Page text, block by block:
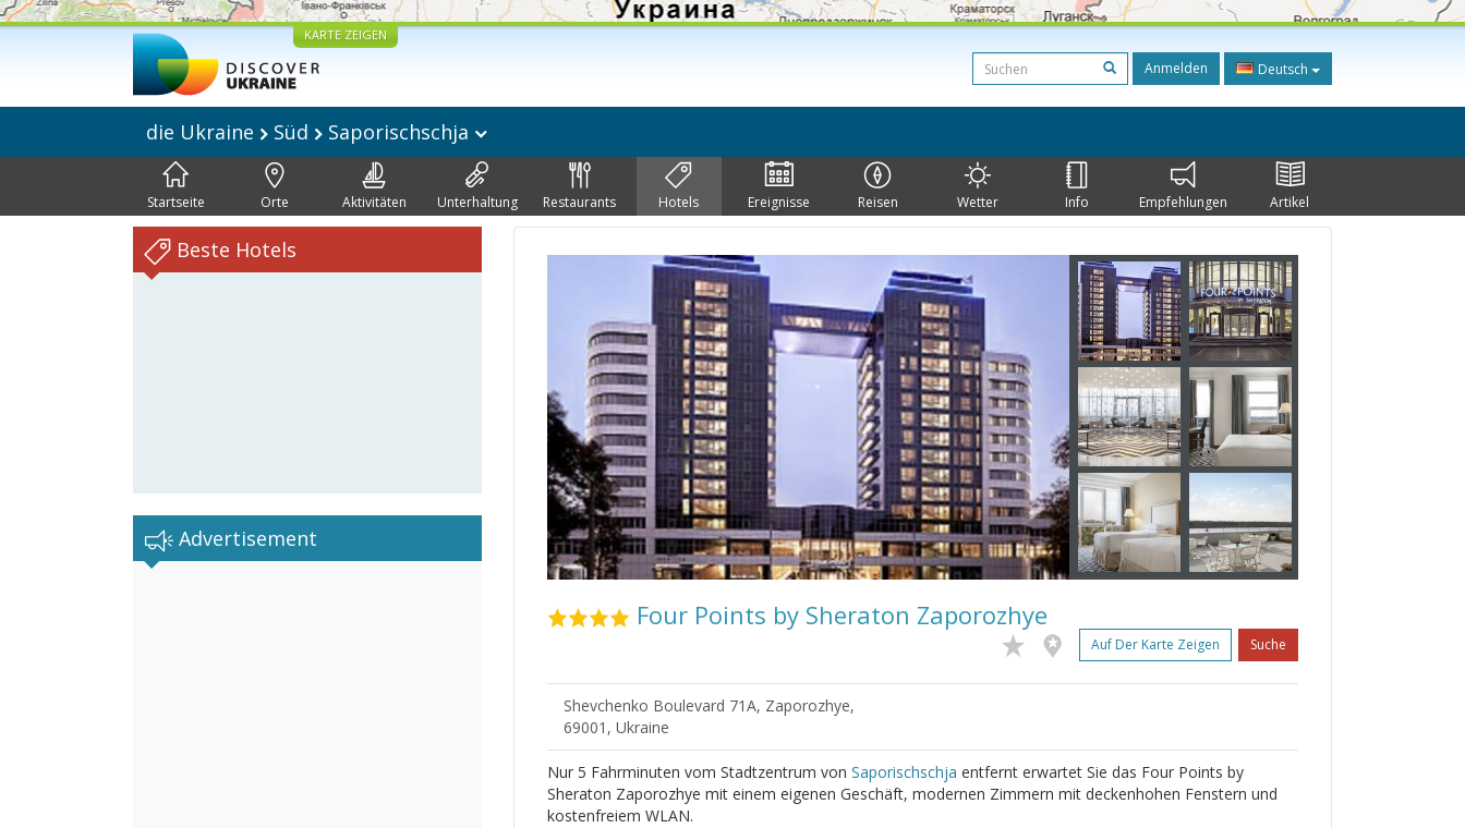
KARTE ZEIGEN
Anmelden Deutsch
die Ukraine Süd Saporischschja
Startseite Orte Aktivitäten Unterhaltung Restaurants Hotels Ereignisse Reisen Wetter Info Empfehlungen Artikel
Beste Hotels
Advertisement
Four Points by Sheraton Zaporozhye
Auf Der Karte Zeigen Suche
Shevchenko Boulevard 71A, Zaporozhye,
69001, Ukraine
Nur 5 Fahrminuten vom Stadtzentrum von Saporischschja entfernt erwartet Sie das Four Points by
Sheraton Zaporozhye mit einem eigenen Geschäft, modernen Zimmern mit deckenhohen Fenstern und
kostenfreiem WLAN.